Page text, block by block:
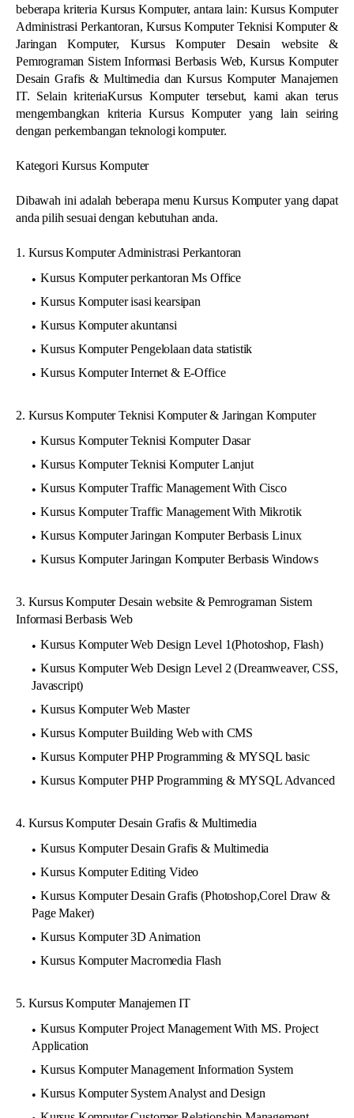
beberapa kriteria Kursus Komputer, antara lain: Kursus Komputer
Administrasi Perkantoran, Kursus Komputer Teknisi Komputer &
Jaringan Komputer, Kursus Komputer Desain website &
Pemrograman Sistem Informasi Berbasis Web, Kursus Komputer
Desain Grafis & Multimedia dan Kursus Komputer Manajemen
IT. Selain kriteriaKursus Komputer tersebut, kami akan terus
mengembangkan kriteria Kursus Komputer yang lain seiring
dengan perkembangan teknologi komputer.
Kategori Kursus Komputer
Dibawah ini adalah beberapa menu Kursus Komputer yang dapat
anda pilih sesuai dengan kebutuhan anda.
1. Kursus Komputer Administrasi Perkantoran
Kursus Komputer perkantoran Ms Office
Kursus Komputer isasi kearsipan
Kursus Komputer akuntansi
Kursus Komputer Pengelolaan data statistik
Kursus Komputer Internet & E-Office
2. Kursus Komputer Teknisi Komputer & Jaringan Komputer
Kursus Komputer Teknisi Komputer Dasar
Kursus Komputer Teknisi Komputer Lanjut
Kursus Komputer Traffic Management With Cisco
Kursus Komputer Traffic Management With Mikrotik
Kursus Komputer Jaringan Komputer Berbasis Linux
Kursus Komputer Jaringan Komputer Berbasis Windows
3. Kursus Komputer Desain website & Pemrograman Sistem
Informasi Berbasis Web
Kursus Komputer Web Design Level 1(Photoshop, Flash)
Kursus Komputer Web Design Level 2 (Dreamweaver, CSS,
Javascript)
Kursus Komputer Web Master
Kursus Komputer Building Web with CMS
Kursus Komputer PHP Programming & MYSQL basic
Kursus Komputer PHP Programming & MYSQL Advanced
4. Kursus Komputer Desain Grafis & Multimedia
Kursus Komputer Desain Grafis & Multimedia
Kursus Komputer Editing Video
Kursus Komputer Desain Grafis (Photoshop,Corel Draw &
Page Maker)
Kursus Komputer 3D Animation
Kursus Komputer Macromedia Flash
5. Kursus Komputer Manajemen IT
Kursus Komputer Project Management With MS. Project
Application
Kursus Komputer Management Information System
Kursus Komputer System Analyst and Design